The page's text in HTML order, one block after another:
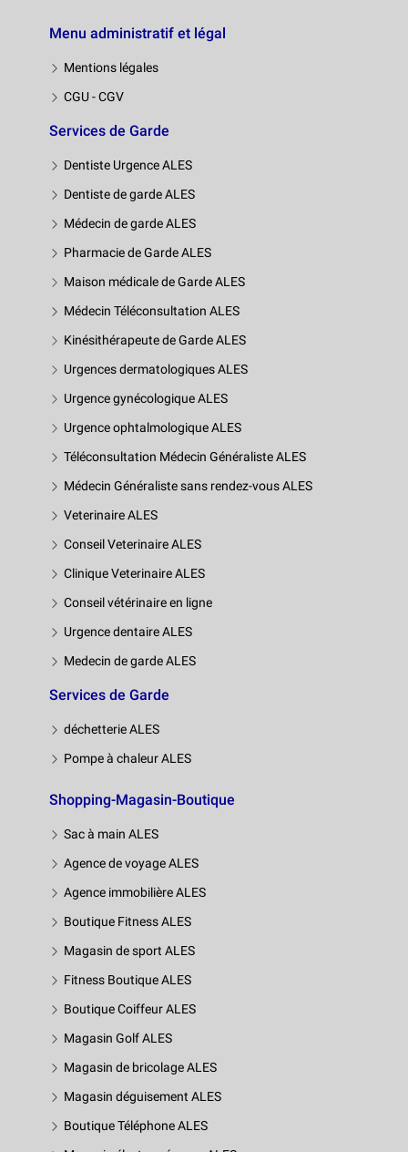
Menu administratif et légal
Mentions légales
CGU - CGV
Services de Garde
Dentiste Urgence ALES
Dentiste de garde ALES
Médecin de garde ALES
Pharmacie de Garde ALES
Maison médicale de Garde ALES
Médecin Téléconsultation ALES
Kinésithérapeute de Garde ALES
Urgences dermatologiques ALES
Urgence gynécologique ALES
Urgence ophtalmologique ALES
Téléconsultation Médecin Généraliste ALES
Médecin Généraliste sans rendez-vous ALES
Veterinaire ALES
Conseil Veterinaire ALES
Clinique Veterinaire ALES
Conseil vétérinaire en ligne
Urgence dentaire ALES
Medecin de garde ALES
Services de Garde
déchetterie ALES
Pompe à chaleur ALES
Shopping-Magasin-Boutique
Sac à main ALES
Agence de voyage ALES
Agence immobilière ALES
Boutique Fitness ALES
Magasin de sport ALES
Fitness Boutique ALES
Boutique Coiffeur ALES
Magasin Golf ALES
Magasin de bricolage ALES
Magasin déguisement ALES
Boutique Téléphone ALES